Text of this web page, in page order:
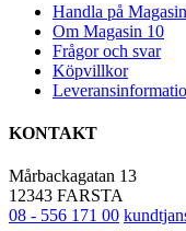
Handla på
Om Magasin 10
Frågor och svar
Köpvillkor
KONTAKT
Mårbackagatan 13
12343 FARSTA
08 - 556 171 00